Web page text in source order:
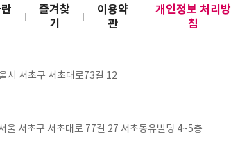
즐겨찾
기
이용약
관
개인정보 처리방
침
시 서초구 서초대로73길 12
울 서초구 서초대로 77길 27 서초동유빌딩 4~5층